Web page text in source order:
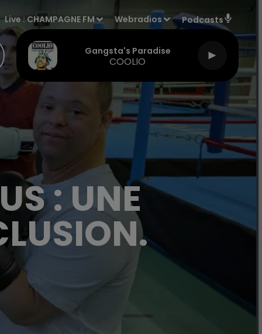
Live : CHAMPAGNE FM Webradios Podcasts
Gangsta's Paradise
COOLIO
: UNE